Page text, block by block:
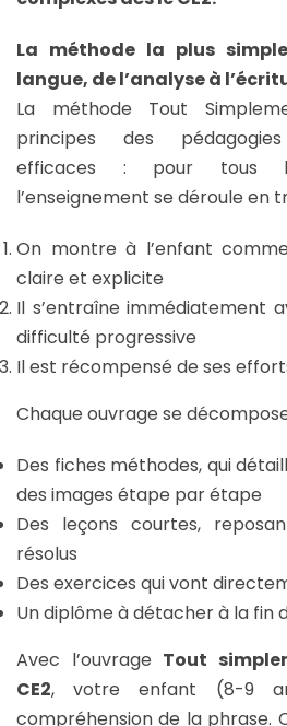
La méthode la plus
langue, de l’analyse à
La méthode Tout
principes des
efficaces : pour tous
l’enseignement se déroule en
On montre à l’enfant
claire et explicite
Il s’entraîne immédiatement
difficulté progressive
Il est récompensé de ses
Chaque ouvrage se
Des fiches méthodes, qui
des images étape par étape
Des leçons courtes,
résolus
Des exercices qui vont
Un diplôme à détacher à la fin
Avec l’ouvrage Tout
CE2, votre enfant (8-9
compréhension de la phrase.